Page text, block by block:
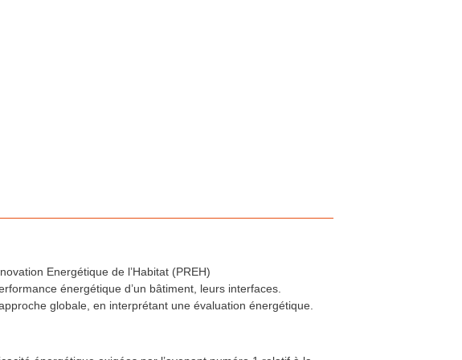
Energétique de l’Habitat (PREH)
énergétique d’un bâtiment, leurs interfaces.
globale, en interprétant une évaluation énergétique.